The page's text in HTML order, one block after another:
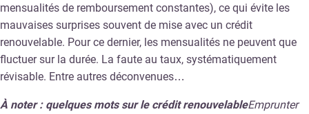
mensualités de remboursement constantes), ce qui évite les
mauvaises surprises souvent de mise avec un crédit
renouvelable. Pour ce dernier, les mensualités ne peuvent que
fluctuer sur la durée. La faute au taux, systématiquement
révisable. Entre autres déconvenues…
À noter : quelques mots sur le crédit renouvelableEmprunter